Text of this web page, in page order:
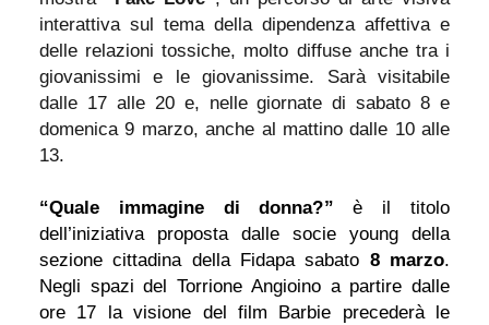
interattiva sul tema della dipendenza affettiva e
delle relazioni tossiche, molto diffuse anche tra i
giovanissimi e le giovanissime. Sarà visitabile
dalle 17 alle 20 e, nelle giornate di sabato 8 e
domenica 9 marzo, anche al mattino dalle 10 alle
13.
“Quale immagine di donna?” è il titolo
dell’iniziativa proposta dalle socie young della
sezione cittadina della Fidapa sabato 8 marzo.
Negli spazi del Torrione Angioino a partire dalle
ore 17 la visione del film Barbie precederà le